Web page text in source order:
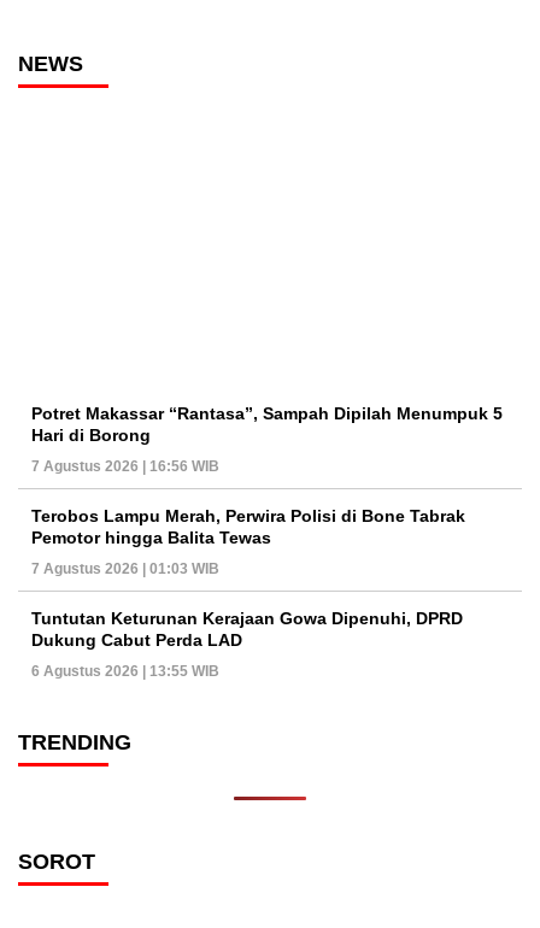
NEWS
Potret Makassar “Rantasa”, Sampah Dipilah Menumpuk 5
Hari di Borong
7 Agustus 2026 | 16:56 WIB
Terobos Lampu Merah, Perwira Polisi di Bone Tabrak
Pemotor hingga Balita Tewas
7 Agustus 2026 | 01:03 WIB
Tuntutan Keturunan Kerajaan Gowa Dipenuhi, DPRD
Dukung Cabut Perda LAD
6 Agustus 2026 | 13:55 WIB
TRENDING
SOROT